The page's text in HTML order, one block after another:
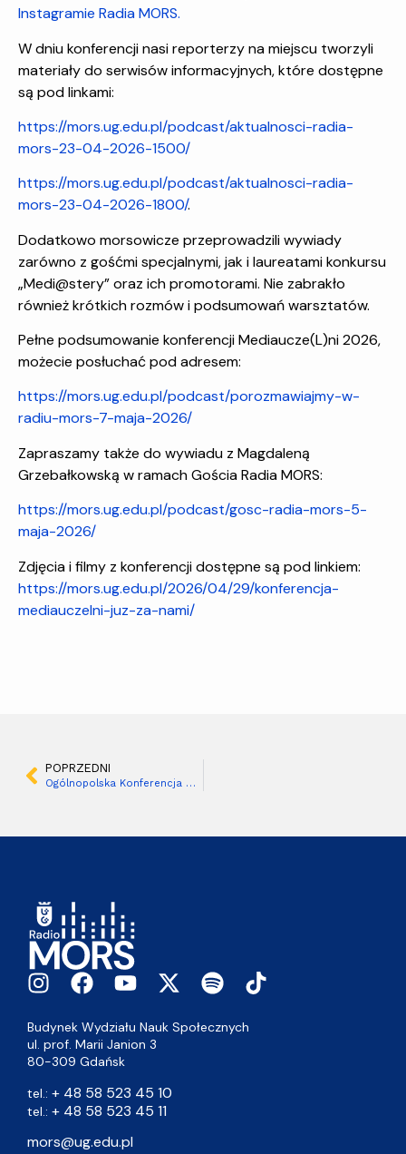
Instagramie Radia MORS.
W dniu konferencji nasi reporterzy na miejscu tworzyli
materiały do serwisów informacyjnych, które dostępne
są pod linkami:
https://mors.ug.edu.pl/podcast/aktualnosci-radia-
mors-23-04-2026-1500/
https://mors.ug.edu.pl/podcast/aktualnosci-radia-
mors-23-04-2026-1800/.
Dodatkowo morsowicze przeprowadzili wywiady
zarówno z gośćmi specjalnymi, jak i laureatami konkursu
„Medi@stery” oraz ich promotorami. Nie zabrakło
również krótkich rozmów i podsumowań warsztatów.
Pełne podsumowanie konferencji Mediaucze(L)ni 2026,
możecie posłuchać pod adresem:
https://mors.ug.edu.pl/podcast/porozmawiajmy-w-
radiu-mors-7-maja-2026/
Zapraszamy także do wywiadu z Magdaleną
Grzebałkowską w ramach Gościa Radia MORS:
https://mors.ug.edu.pl/podcast/gosc-radia-mors-5-
maja-2026/
Zdjęcia i filmy z konferencji dostępne są pod linkiem:
https://mors.ug.edu.pl/2026/04/29/konferencja-
mediauczelni-juz-za-nami/
POPRZEDNI
Ogólnopolska Konferencja Studencka MEDIAUCZE(L)NI – 11.12.04.2024
Budynek Wydziału Nauk Społecznych
ul. prof. Marii Janion 3
80-309 Gdańsk
tel.: + 48 58 523 45 10
tel.: + 48 58 523 45 11
mors@ug.edu.pl